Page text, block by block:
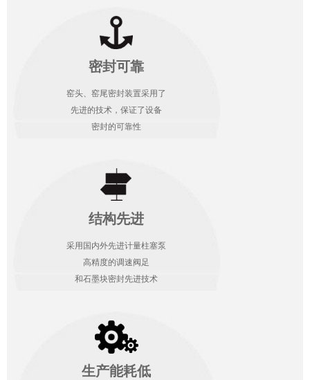
密封可靠
窑头、窑尾密封装置采用了
先进的技术，保证了设备
密封的可靠性
结构先进
采用国内外先进计量柱塞泵
高精度的调速阀足
和石墨块密封先进技术
生产能耗低